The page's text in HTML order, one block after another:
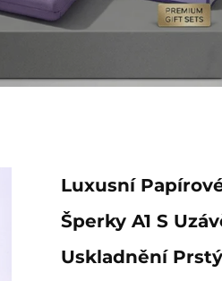
Luxusní
Šperky A1 S
Uskladnění